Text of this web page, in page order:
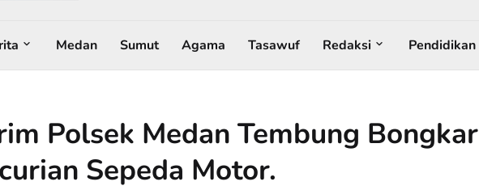
Medan Sumut Agama Tasawuf Redaksi Pendidikan
Polsek Medan Tembung Bongkar
Sepeda Motor.